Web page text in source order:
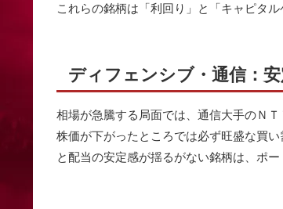
これらの銘柄は「利回り」と「キャピタ
ディフェンシブ・通信：安
相場が急騰する局面では、通信大手のＮ
株価が下がったところでは必ず旺盛な買
と配当の安定感が揺るがない銘柄は、ポ